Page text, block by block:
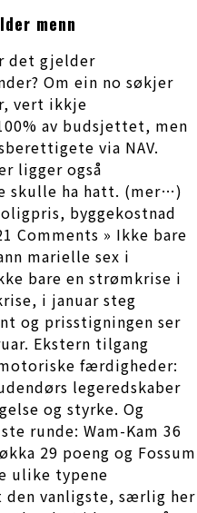
menn
det gjelder
Om ein no søkjer
vert ikkje
av budsjettet, men
via NAV.
ligger også
skulle ha hatt. (mer…)
byggekostnad
Comments » Ikke bare
marielle sex i
bare en strømkrise i
i januar steg
og prisstigningen ser
Ekstern tilgang
færdigheder:
legeredskaber
og styrke. Og
runde: Wam-Kam 36
29 poeng og Fossum
ulike typene
den vanligste, særlig her